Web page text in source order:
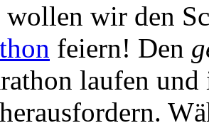
wir den
feiern! Den
laufen